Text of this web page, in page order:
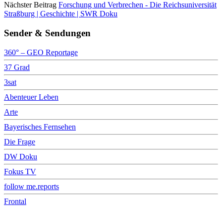
Nächster Beitrag Forschung und Verbrechen - Die Reichsuniversität
Straßburg | Geschichte | SWR Doku
Sender & Sendungen
360° – GEO Reportage
37 Grad
3sat
Abenteuer Leben
Arte
Bayerisches Fernsehen
Die Frage
DW Doku
Fokus TV
follow me.reports
Frontal